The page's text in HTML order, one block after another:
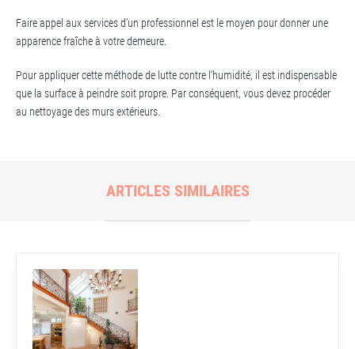
Faire appel aux services d’un professionnel est le moyen pour donner une
apparence fraîche à votre demeure.
Pour appliquer cette méthode de lutte contre l’humidité, il est indispensable
que la surface à peindre soit propre. Par conséquent, vous devez procéder
au nettoyage des murs extérieurs.
ARTICLES SIMILAIRES